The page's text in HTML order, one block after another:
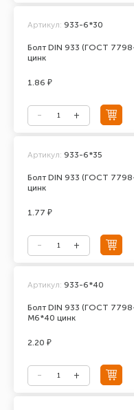
Болт DIN 933 (ГОСТ
цинк
Артикул: 933-6*30
1.86 ₽
Болт DIN 933 (ГОСТ
цинк
Артикул: 933-6*35
1.77 ₽
Болт DIN 933 (ГОСТ
М6*40 цинк
Артикул: 933-6*40
2.20 ₽